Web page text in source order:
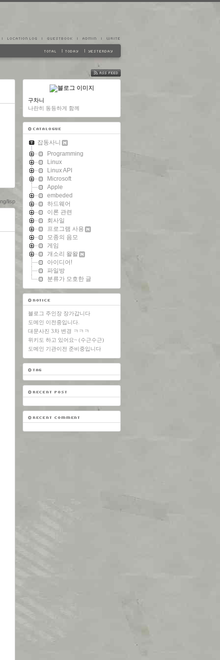
lisp
FEED
구차니
나란히 동등하게 함께
잡동사니
Programming
Linux
Linux API
Microsoft
Apple
embeded
하드웨어
이론 관련
회사일
프로그램 사용
모종의 음모
게임
개소리 왈왈
아이디어!
파일방
분류가 모호한 글
블로그 주인장 장가갑니다
도메인 이전중입니다.
대문사진 3차 변경 ㅋㅋㅋ
위키도 하고 있어요~ (수근수근)
도메인 기관이전 준비중입니다